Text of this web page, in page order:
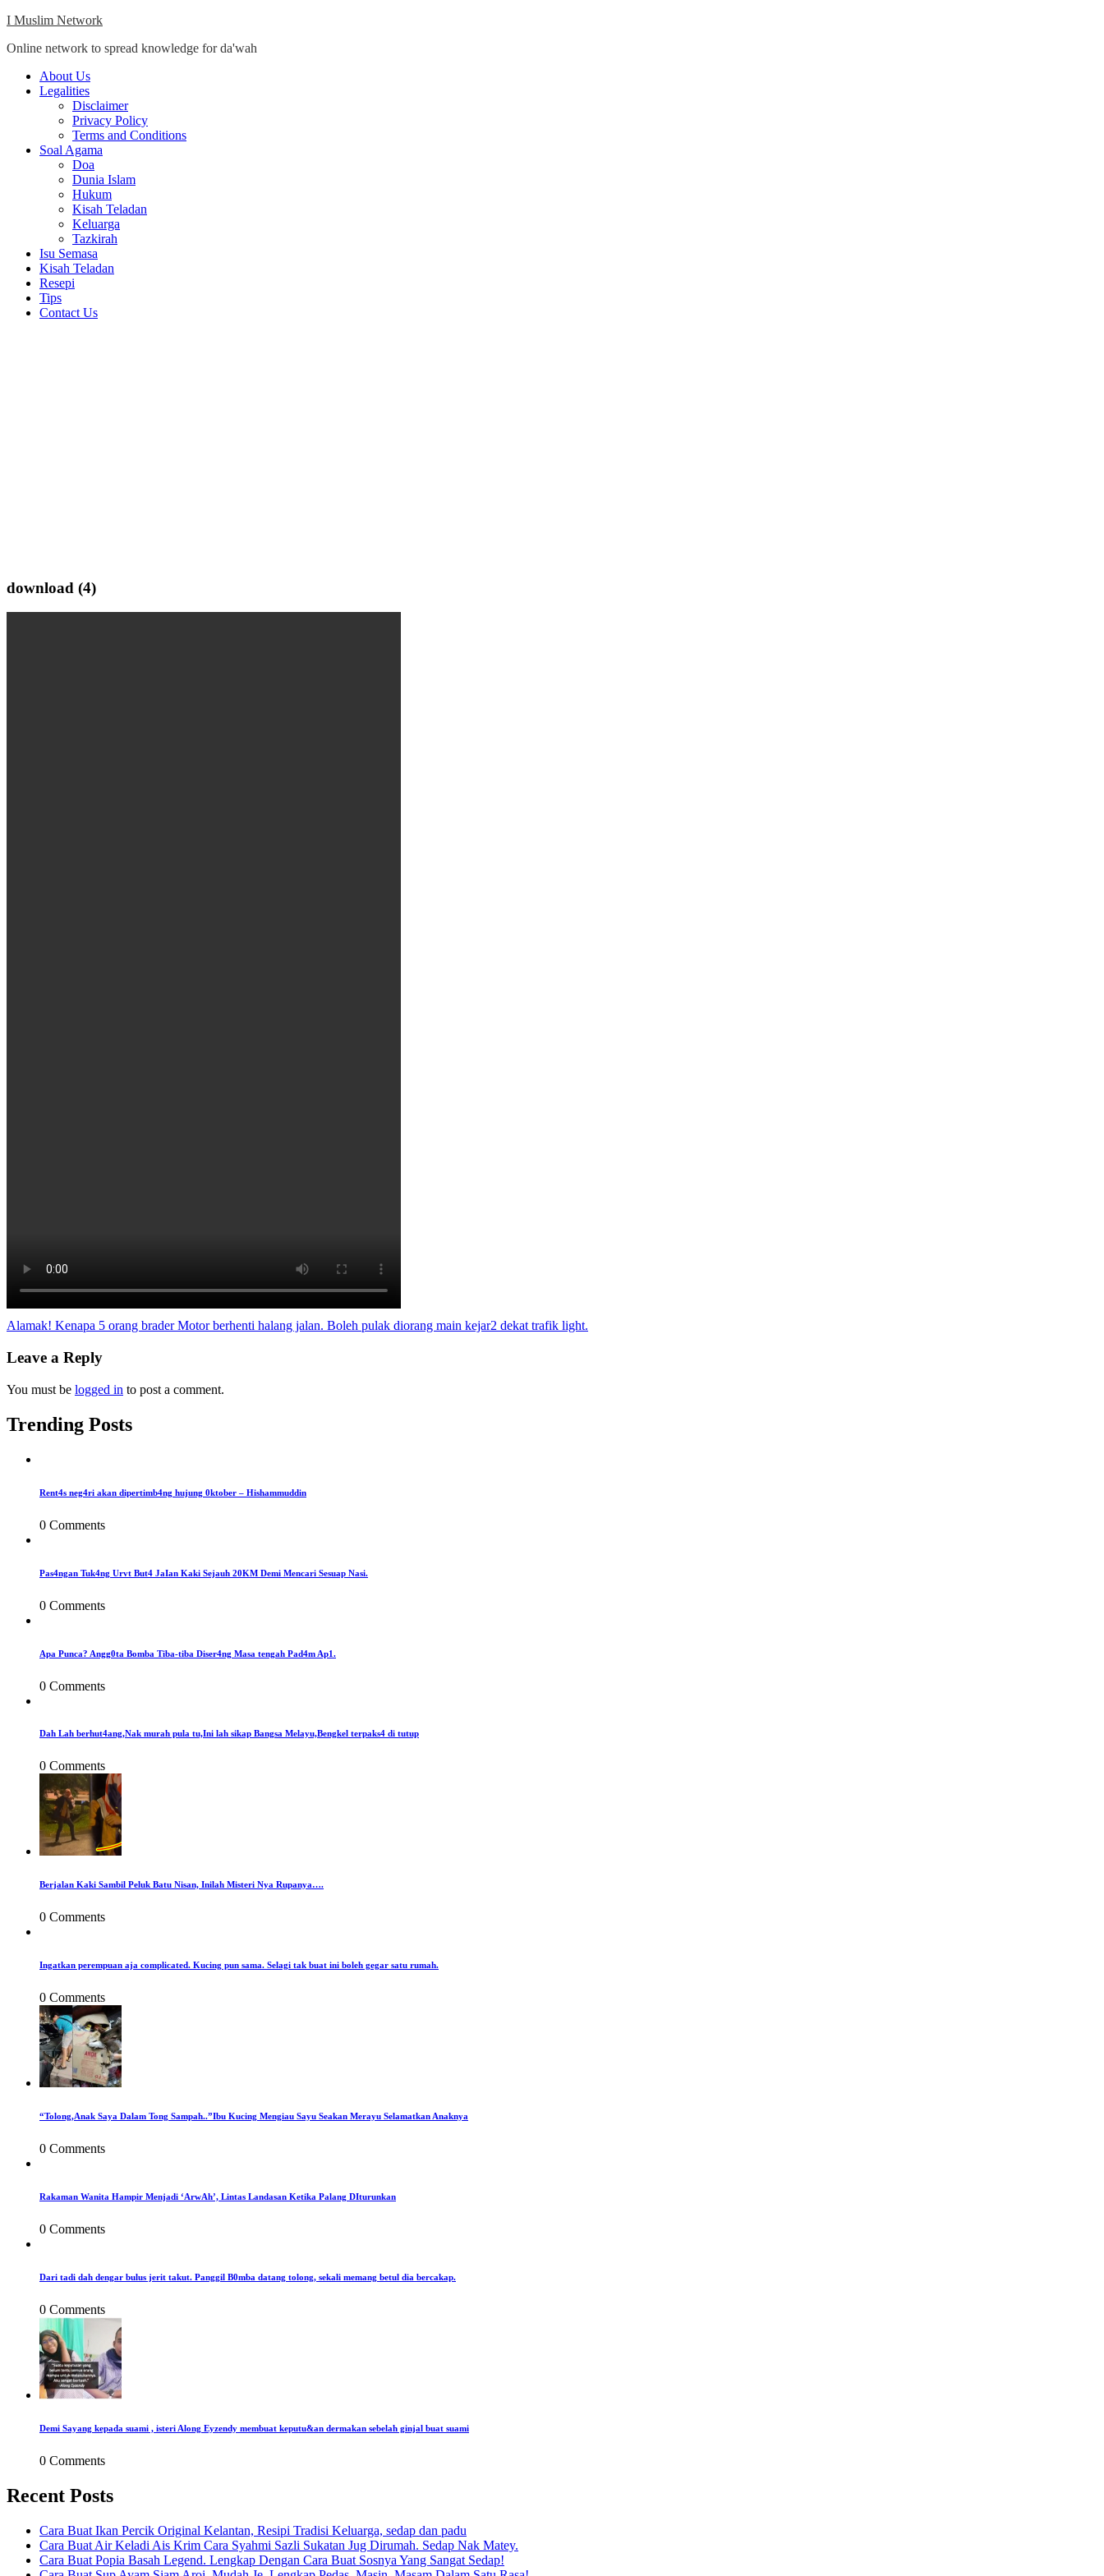
Skip
content
I Muslim Network
Online network to spread knowledge for da'wah
Close
Menu
About Us
Legalities
Disclaimer
Privacy Policy
Terms and Conditions
Soal Agama
Doa
Dunia Islam
Hukum
Kisah Teladan
Keluarga
Tazkirah
Isu Semasa
Kisah Teladan
Resepi
Tips
Contact Us
download (4)
Post
navigation
Alamak! Kenapa 5 orang brader Motor berhenti halang jalan. Boleh pulak diorang main kejar2 dekat trafik light.
Leave a Reply
You must be logged in to post a comment.
Trending Posts
Rent4s neg4ri akan dipertimb4ng hujung 0ktober – Hishammuddin
0 Comments
Pas4ngan Tuk4ng Urvt But4 JaIan Kaki Sejauh 20KM Demi Mencari Sesuap Nasi.
0 Comments
Apa Punca? Angg0ta Bomba Tiba-tiba Diser4ng Masa tengah Pad4m Ap1.
0 Comments
Dah Lah berhut4ang,Nak murah pula tu,Ini lah sikap Bangsa Melayu,Bengkel terpaks4 di tutup
0 Comments
Berjalan Kaki Sambil Peluk Batu Nisan, Inilah Misteri Nya Rupanya….
0 Comments
Ingatkan perempuan aja complicated. Kucing pun sama. Selagi tak buat ini boleh gegar satu rumah.
0 Comments
“Tolong,Anak Saya Dalam Tong Sampah..”Ibu Kucing Mengiau Sayu Seakan Merayu Selamatkan Anaknya
0 Comments
Rakaman Wanita Hampir Menjadi ‘ArwAh’, Lintas Landasan Ketika Palang DIturunkan
0 Comments
Dari tadi dah dengar bulus jerit takut. Panggil B0mba datang tolong, sekali memang betul dia bercakap.
0 Comments
Demi Sayang kepada suami , isteri Along Eyzendy membuat keputu&an dermakan sebelah ginjal buat suami
0 Comments
Recent Posts
Cara Buat Ikan Percik Original Kelantan, Resipi Tradisi Keluarga, sedap dan padu
Cara Buat Air Keladi Ais Krim Cara Syahmi Sazli Sukatan Jug Dirumah. Sedap Nak Matey.
Cara Buat Popia Basah Legend. Lengkap Dengan Cara Buat Sosnya Yang Sangat Sedap!